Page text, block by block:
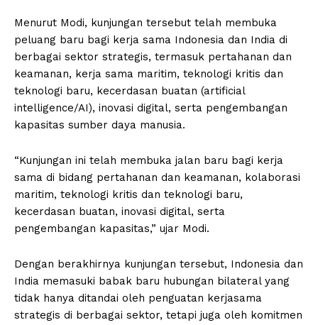
Menurut Modi, kunjungan tersebut telah membuka
peluang baru bagi kerja sama Indonesia dan India di
berbagai sektor strategis, termasuk pertahanan dan
keamanan, kerja sama maritim, teknologi kritis dan
teknologi baru, kecerdasan buatan (artificial
intelligence/AI), inovasi digital, serta pengembangan
kapasitas sumber daya manusia.
“Kunjungan ini telah membuka jalan baru bagi kerja
sama di bidang pertahanan dan keamanan, kolaborasi
maritim, teknologi kritis dan teknologi baru,
kecerdasan buatan, inovasi digital, serta
pengembangan kapasitas,” ujar Modi.
Dengan berakhirnya kunjungan tersebut, Indonesia dan
India memasuki babak baru hubungan bilateral yang
tidak hanya ditandai oleh penguatan kerjasama
strategis di berbagai sektor, tetapi juga oleh komitmen